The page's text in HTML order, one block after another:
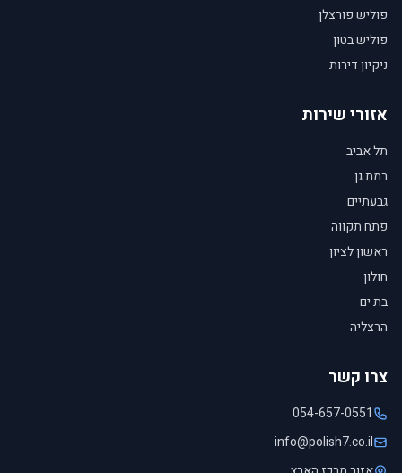
פוליש פורצלן
פוליש בטון
ניקיון דירות
אזורי שירות
תל אביב
רמת גן
גבעתיים
פתח תקווה
ראשון לציון
חולון
בת ים
הרצליה
צרו קשר
054-657-0551
info@polish7.co.il